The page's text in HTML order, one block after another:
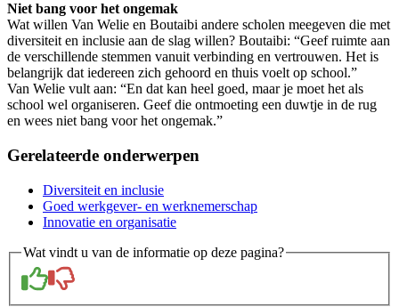
Niet bang voor het ongemak
Wat willen Van Welie en Boutaibi andere scholen meegeven die met
diversiteit en inclusie aan de slag willen? Boutaibi: “Geef ruimte aan
de verschillende stemmen vanuit verbinding en vertrouwen. Het is
belangrijk dat iedereen zich gehoord en thuis voelt op school.”
Van Welie vult aan: “En dat kan heel goed, maar je moet het als
school wel organiseren. Geef die ontmoeting een duwtje in de rug
en wees niet bang voor het ongemak.”
Gerelateerde onderwerpen
Diversiteit en inclusie
Goed werkgever- en werknemerschap
Innovatie en organisatie
Wat vindt u van de informatie op deze pagina?